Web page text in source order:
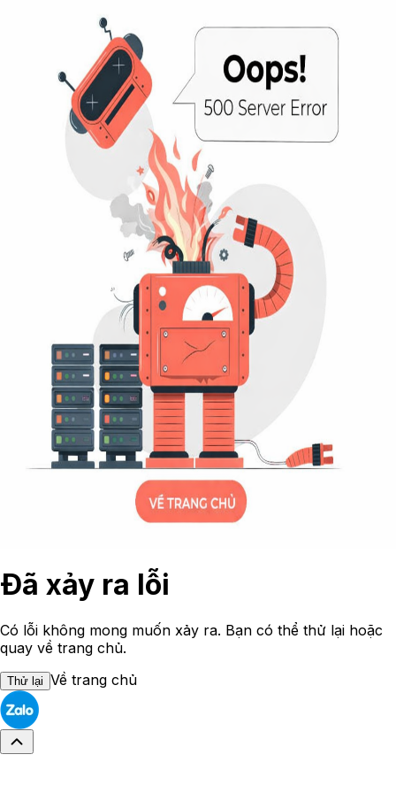
Đã xảy ra lỗi
Có lỗi không mong muốn xảy ra. Bạn có thể thử lại hoặc
quay về trang chủ.
Thử lại Về trang chủ